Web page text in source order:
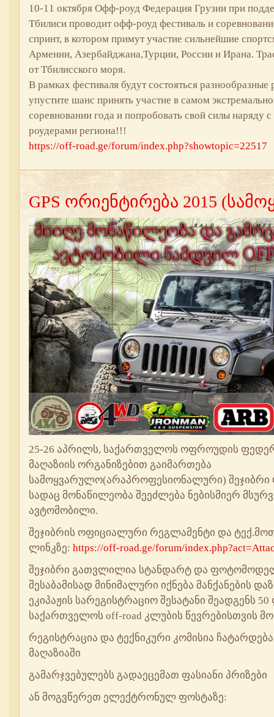
10-11 октября Офф-роуд Федерация Грузии при
Тбилиси проводит офф-роуд фестиваль и
спринт, в котором примут участие сильнейшие
Армении, Азербайджана,Турции, России и Ирана.
от Тбилисского моря.
В рамках фестиваля будут состояться разнообразные
упустите шанс принять участие в самом
соревновании года и попробовать свой силы наряду
роудерами региона!!!
https://off-road.ge/forum/index.php?showtopic=22517
GPS ორიენტირება 2015
25-26 აპრილს, საქართველოს ოფროუდის
მაღაზიის ორგანიზებით გაიმართება
სამოყვარულო(არაპროფესიონალური) შეჯიბრი
სადაც მონაწილეობა შეეძლება ნებისმიერ
ავტომობილი.
შეჯიბრის ოფიციალური რეგლამენტი და
ლინკზე: https://off-road.ge/forum/
შეჯიბრი გათვლილია სტანდარტ და
შესაბამისად მინიმალური იქნება მანქანების
ეკიპაჟის სარეგისტრაციო შესატანი შეადგენს
საქართველოს off-road კლუბის წევრებისთვის
რეგისტრაცია და ტექნიკური კომისია
მაღაზიაში
გამარჯვებულებს გადაეცემათ ფასიანი პრიზები
ან მოგვწერეთ ელექტრონულ ფოსტაზე: